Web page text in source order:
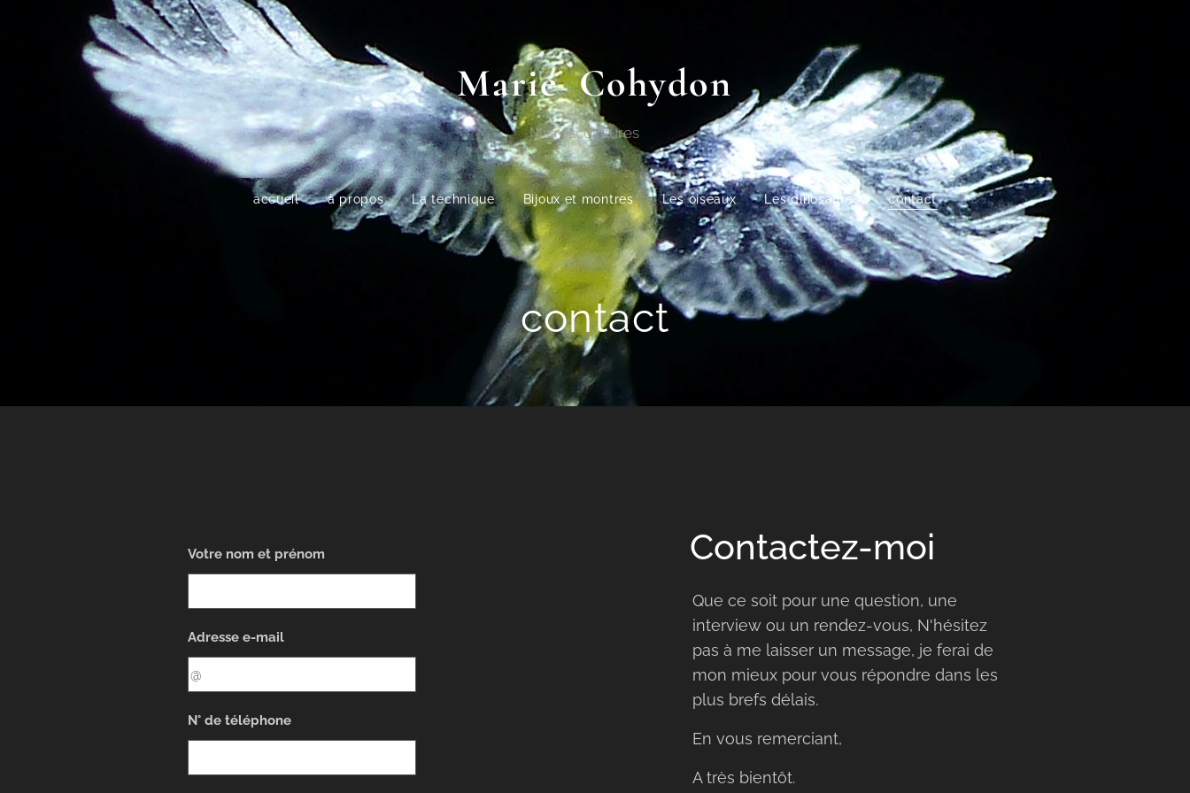
MarieCohydon
Microsculptures
accueil à propos La technique Bijoux et montres Les oiseaux Les dinosaures contact
contact
Votre nom et prénom
Adresse e-mail
N° de téléphone
Contactez-moi
Que ce soit pour une question, une
interview ou un rendez-vous, N'hésitez
pas à me laisser un message, je ferai de
mon mieux pour vous répondre dans les
plus brefs délais.
En vous remerciant,
A très bientôt.